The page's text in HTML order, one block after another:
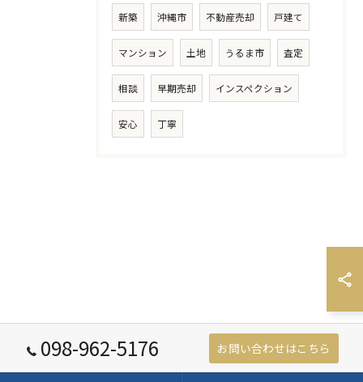
新築 沖縄市 不動産売却 戸建て
マンション 土地 うるま市 査定
相談 早期売却 インスペクション
安心 丁寧
098-962-5176 お問い合わせはこちら